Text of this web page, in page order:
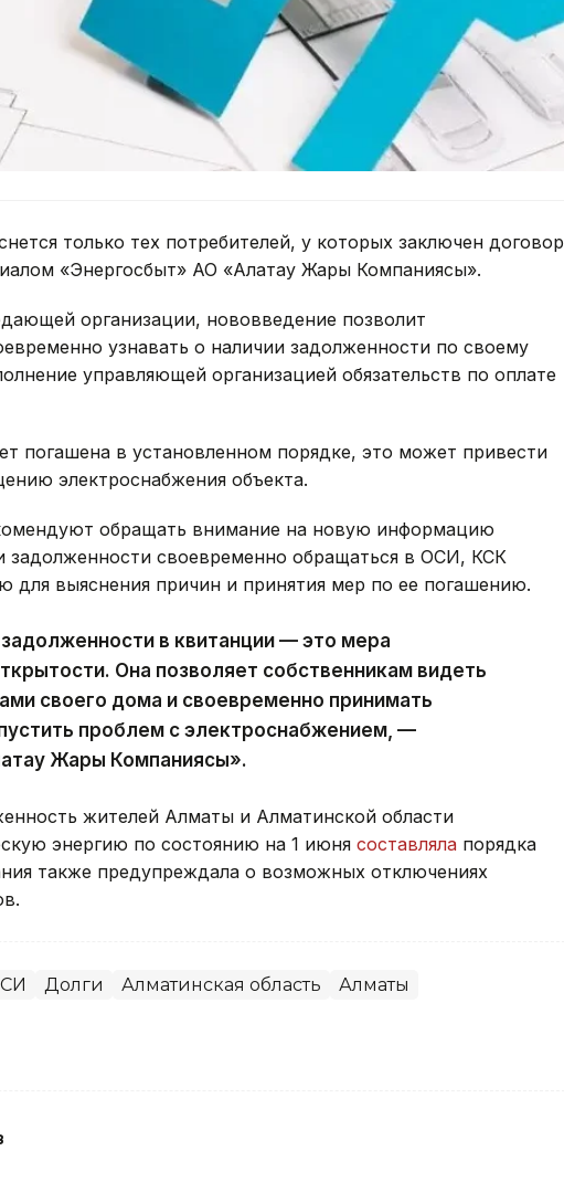
только тех потребителей, у которых заключен договор
«Энергосбыт» АО «Алатау Жарық Компаниясы».
организации, нововведение позволит
узнавать о наличии задолженности по своему
управляющей организацией обязательств по оплате
погашена в установленном порядке, это может привести
электроснабжения объекта.
обращать внимание на новую информацию
задолженности своевременно обращаться в ОСИ, КСК
выяснения причин и принятия мер по ее погашению.
в квитанции — это мера
Она позволяет собственникам видеть
своего дома и своевременно принимать
проблем с электроснабжением, —
Жарық Компаниясы».
жителей Алматы и Алматинской области
энергию по состоянию на 1 июня составляла порядка
также предупреждала о возможных отключениях
Долги Алматинская область Алматы